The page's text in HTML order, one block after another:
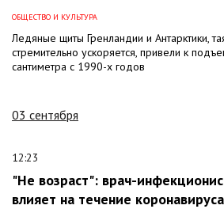
ОБЩЕСТВО И КУЛЬТУРА
Ледяные щиты Гренландии и Антарктики,
стремительно ускоряется, привели к
сантиметра с 1990-х годов
03 сентября
12:23
"Не возраст": врач-
влияет на течение коронавируса